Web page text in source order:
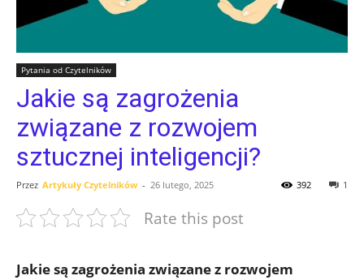
Pytania od Czytelników
Jakie są zagrożenia
związane z rozwojem
sztucznej inteligencji?
Przez Artykuły Czytelników - 26 lutego, 2025 1
392
Rate this post
Jakie są zagrożenia związane z rozwojem⁤